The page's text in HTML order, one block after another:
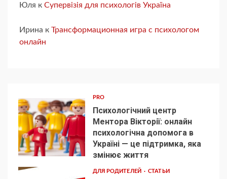
Юля к Супервізія для психологів Україна
Ирина к Трансформационная игра с психологом
онлайн
1
PRO
Психологічний центр
Ментора Вікторії: онлайн
психологічна допомога в
Україні — це підтримка, яка
змінює життя
ДЛЯ РОДИТЕЛЕЙ СТАТЬИ